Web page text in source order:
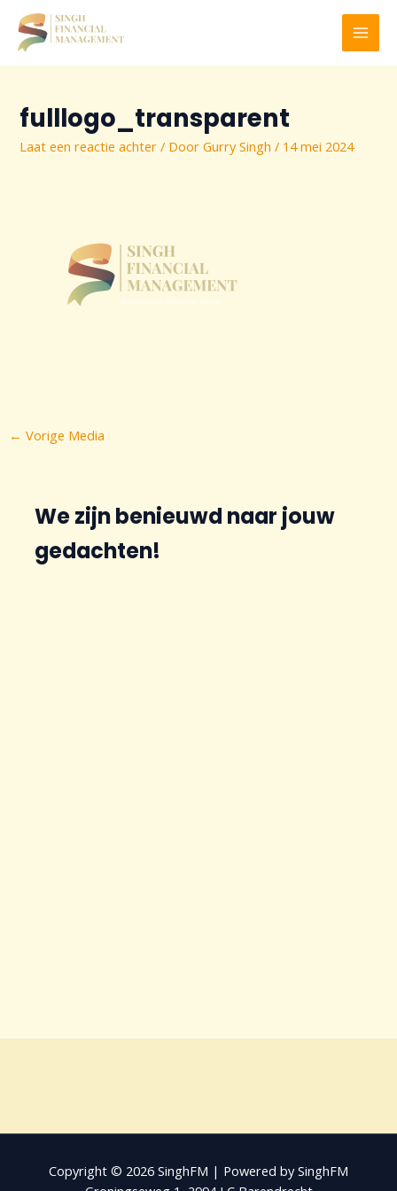
naar
inhoud
fulllogo_transparent
Laat een reactie achter / DoorGurry Singh/ 14 mei 2024
Bericht
navigatie
← Vorige Media
We zijn benieuwd naar jouw
gedachten!
Copyright © 2026 SinghFM | Powered by SinghFM